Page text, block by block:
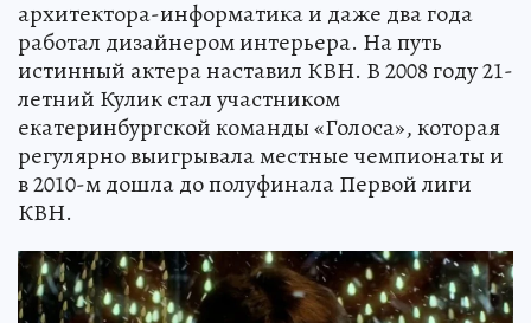
архитектора-информатика и даже два года
работал дизайнером интерьера. На путь
истинный актера наставил КВН. В 2008 году 21-
летний Кулик стал участником
екатеринбургской команды «Голоса», которая
регулярно выигрывала местные чемпионаты и
в 2010-м дошла до полуфинала Первой лиги
КВН.